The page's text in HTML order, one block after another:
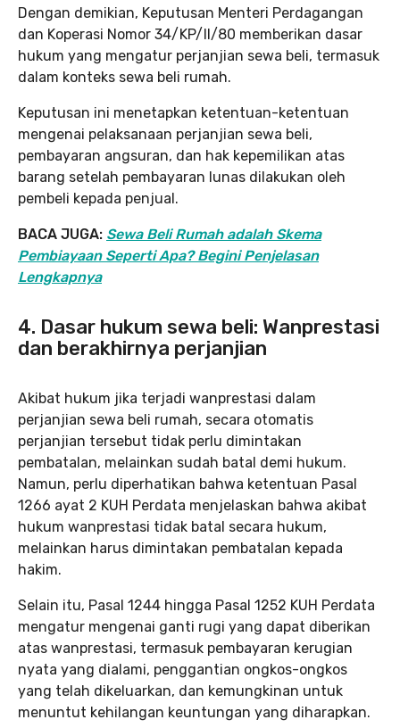
Dengan demikian, Keputusan Menteri Perdagangan
dan Koperasi Nomor 34/KP/II/80 memberikan dasar
hukum yang mengatur perjanjian sewa beli, termasuk
dalam konteks sewa beli rumah.
Keputusan ini menetapkan ketentuan-ketentuan
mengenai pelaksanaan perjanjian sewa beli,
pembayaran angsuran, dan hak kepemilikan atas
barang setelah pembayaran lunas dilakukan oleh
pembeli kepada penjual.
BACA JUGA: Sewa Beli Rumah adalah Skema
Pembiayaan Seperti Apa? Begini Penjelasan
Lengkapnya
4. Dasar hukum sewa beli: Wanprestasi
dan berakhirnya perjanjian
Akibat hukum jika terjadi wanprestasi dalam
perjanjian sewa beli rumah, secara otomatis
perjanjian tersebut tidak perlu dimintakan
pembatalan, melainkan sudah batal demi hukum.
Namun, perlu diperhatikan bahwa ketentuan Pasal
1266 ayat 2 KUH Perdata menjelaskan bahwa akibat
hukum wanprestasi tidak batal secara hukum,
melainkan harus dimintakan pembatalan kepada
hakim.
Selain itu, Pasal 1244 hingga Pasal 1252 KUH Perdata
mengatur mengenai ganti rugi yang dapat diberikan
atas wanprestasi, termasuk pembayaran kerugian
nyata yang dialami, penggantian ongkos-ongkos
yang telah dikeluarkan, dan kemungkinan untuk
menuntut kehilangan keuntungan yang diharapkan.